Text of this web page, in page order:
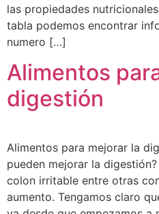
las propiedades
tabla podemos encontrar
numero […]
Alimentos
digestión
Alimentos para mejorar la
pueden mejorar la
colon irritable entre otras
aumento. Tengamos claro